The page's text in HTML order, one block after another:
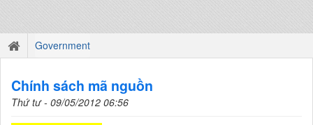
Government
Chính sách mã nguồn
Thứ tư - 09/05/2012 06:56